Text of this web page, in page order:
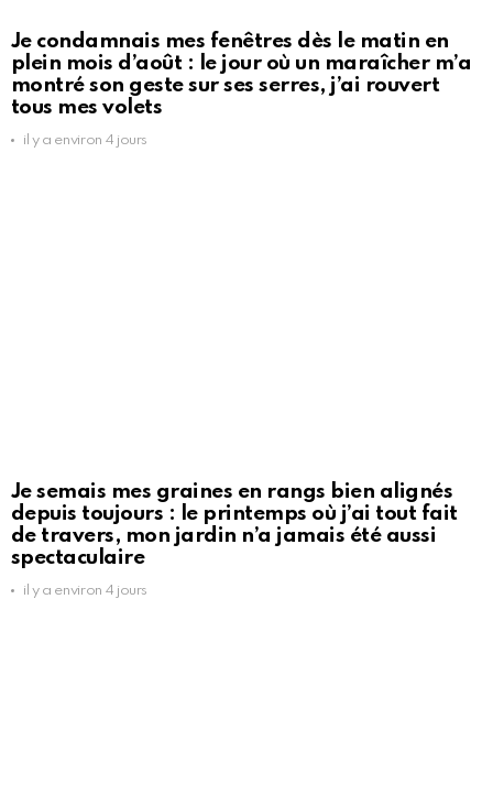
Je condamnais mes fenêtres dès le matin en
plein mois d’août : le jour où un maraîcher m’a
montré son geste sur ses serres, j’ai rouvert
tous mes volets
il y a environ 4 jours
Je semais mes graines en rangs bien alignés
depuis toujours : le printemps où j’ai tout fait
de travers, mon jardin n’a jamais été aussi
spectaculaire
il y a environ 4 jours